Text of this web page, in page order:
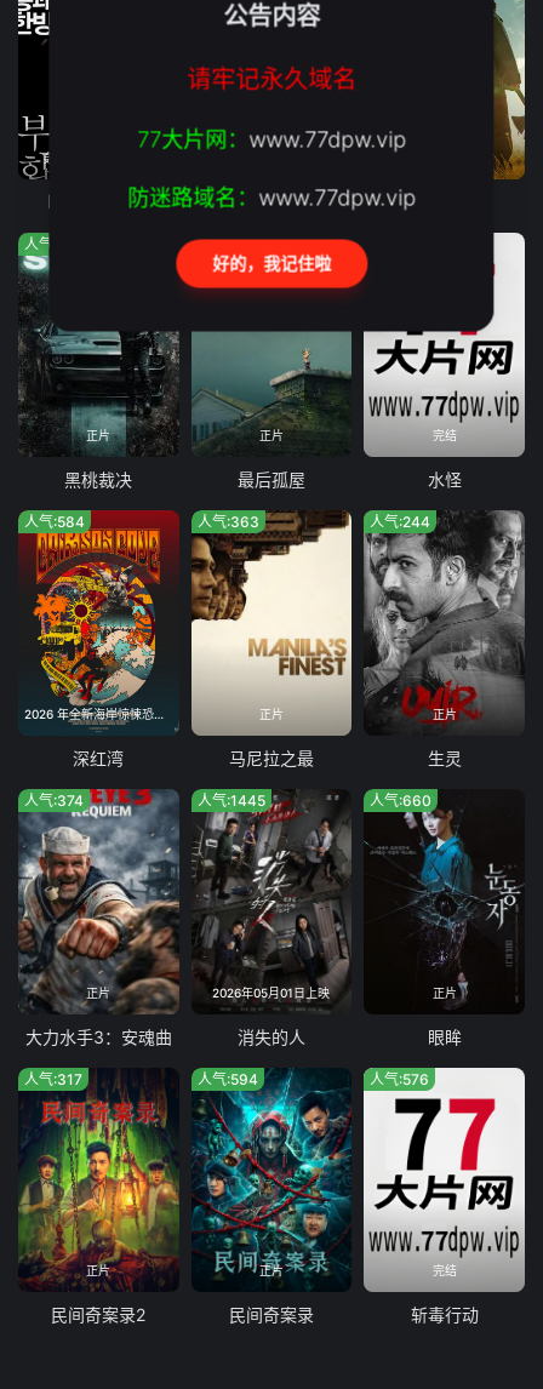
轰动韩国的真实案例
断箭（韩国） 大宝宝
正片
人气:430
黑桃裁决
正片
人气:413
最后孤屋
完结
水怪
2026 年全新海岸惊悚恐怖电影,暂无院线引进计划
人气:584
深红湾
正片
人气:363
马尼拉之最
正片
人气:244
生灵
正片
人气:374
大力水手3：安魂曲
2026年05月01日上映
人气:1445
消失的人
正片
人气:660
眼眸
正片
人气:317
民间奇案录2
正片
人气:594
民间奇案录
完结
人气:576
斩毒行动
公告内容
请牢记永久域名
77大片网： www.77dpw.vip
防迷路域名： www.77dpw.vip
好的，我记住啦